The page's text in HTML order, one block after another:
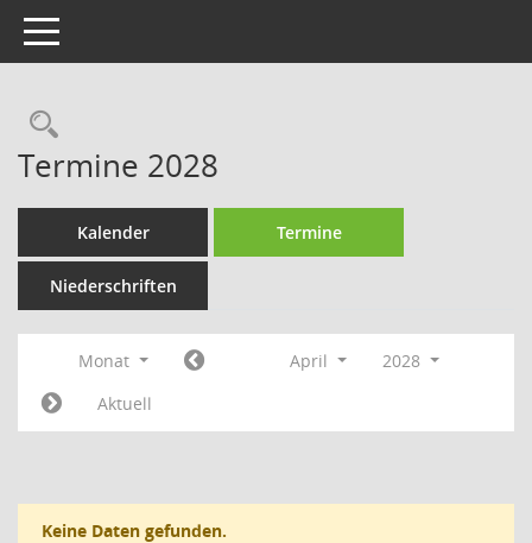
Toggle navigation
Rechercheauswahl
Termine 2028
Kalender Termine
Niederschriften
Monat April
2028
Aktuell
Keine Daten gefunden.